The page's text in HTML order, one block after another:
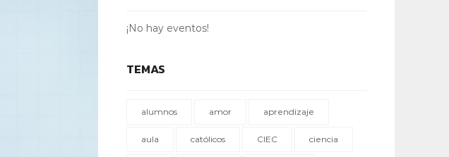
¡No hay eventos!
TEMAS
alumnos amor aprendizaje
aula católicos CIEC ciencia